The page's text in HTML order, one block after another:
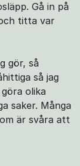
Gå in på
titta var
gör, så
så jag
olika
saker. Många
är svåra att